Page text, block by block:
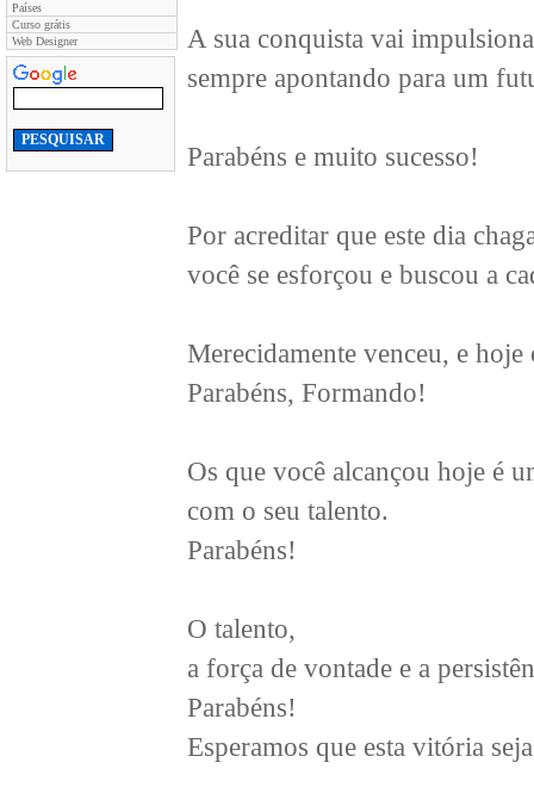
Países
Curso grátis
Web Designer
A sua conquista vai
sempre apontando para um
Parabéns e muito sucesso!
Por acreditar que este dia
você se esforçou e buscou a
Merecidamente venceu, e
Parabéns, Formando!
Os que você alcançou hoje é
com o seu talento.
Parabéns!
O talento,
a força de vontade e a
Parabéns!
Esperamos que esta vitória